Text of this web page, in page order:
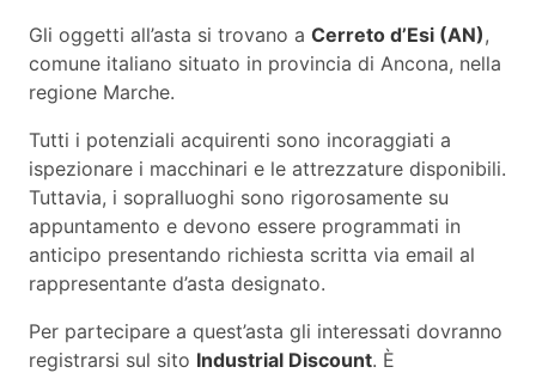
Gli oggetti all’asta si trovano a Cerreto d’Esi (AN),
comune italiano situato in provincia di Ancona, nella
regione Marche.
Tutti i potenziali acquirenti sono incoraggiati a
ispezionare i macchinari e le attrezzature disponibili.
Tuttavia, i sopralluoghi sono rigorosamente su
appuntamento e devono essere programmati in
anticipo presentando richiesta scritta via email al
rappresentante d’asta designato.
Per partecipare a quest’asta gli interessati dovranno
registrarsi sul sito Industrial Discount. È